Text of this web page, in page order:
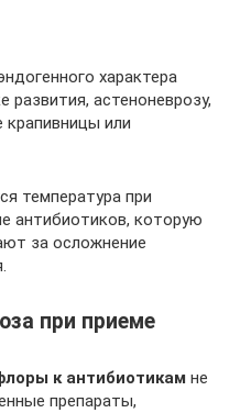
характера
развития, астеноневрозу,
крапивницы или
температура при
антибиотиков, которую
за осложнение
при приеме
к антибиотикам не
препараты,